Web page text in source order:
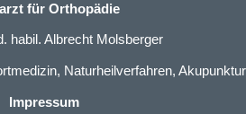
für Orthopädie
habil. Albrecht Molsberger
Naturheilverfahren, Akupunktur
Impressum